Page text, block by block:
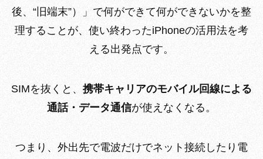
後、“旧端末”）」で何ができて何ができないかを整
理することが、使い終わったiPhoneの活用法を考
える出発点です。
SIMを抜くと、 携帯キャリアのモバイル回線による
通話・データ通信が使えなくなる。
つまり、外出先で電波だけでネット接続したり電